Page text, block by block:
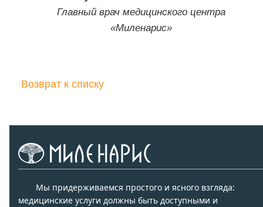
Главный врач медицинского центра
«Миленарис»
Возврат к списку
Мы придерживаемся простого и ясного взгляда:
медицинские услуги должны быть доступными и